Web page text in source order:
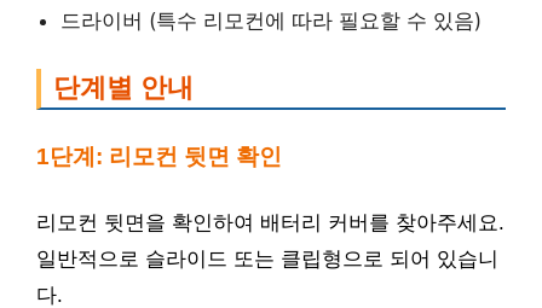
드라이버 (특수 리모컨에 따라 필요할 수 있음)
단계별 안내
1단계: 리모컨 뒷면 확인
리모컨 뒷면을 확인하여 배터리 커버를 찾아주세요.
일반적으로 슬라이드 또는 클립형으로 되어 있습니
다.